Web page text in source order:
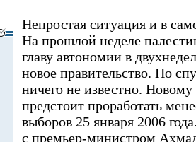
Непростая ситуация и в
На прошлой неделе
главу автономии в
новое правительство. Но
ничего не известно. Новому
предстоит проработать
выборов 25 января 2006
с премьер-министром